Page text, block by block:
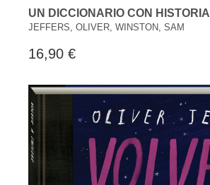
UN DICCIONARIO CON HISTORIA
JEFFERS, OLIVER, WINSTON, SAM
16,90 €